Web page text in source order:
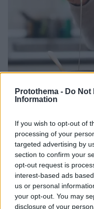
Protothema - Do Not
Information
If you wish to opt-out of
processing of your
targeted advertising by
section to confirm your
opt-out request is
interest-based ads
us or personal
your opt-out. You may
disclosure of your
Το γλυκό «φάρμακο»
και ανοσοποιητικό –
Το ελληνικό μέλι
σημαντικά οφέλη για
κινδύνους όταν